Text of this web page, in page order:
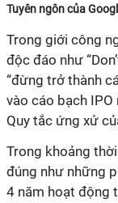
Tuyên ngôn của
Trong giới công
độc đáo như
“đừng trở thành
vào cáo bạch
Quy tắc ứng xử
Trong khoảng
đúng như những
4 năm hoạt động